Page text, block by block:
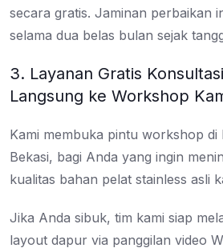
secara gratis. Jaminan perbaikan
selama dua belas bulan sejak
3. Layanan Gratis
Langsung ke Workshop
Kami membuka pintu workshop di
Bekasi, bagi Anda yang ingin
kualitas bahan pelat stainless asli
Jika Anda sibuk, tim kami siap
layout dapur via panggilan video